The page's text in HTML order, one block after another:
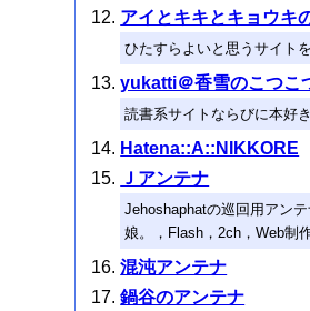
アイとキキとキョウキ
ひたすらよいと思うサイト
yukatti＠香雪のこつこ
読書系サイトならびに本好
Hatena::A::NIKKORE
Ｊアンテナ
Jehoshaphatの巡回用アンテ
娘。，Flash，2ch，Web制
混沌アンテナ
鍋谷のアンテナ